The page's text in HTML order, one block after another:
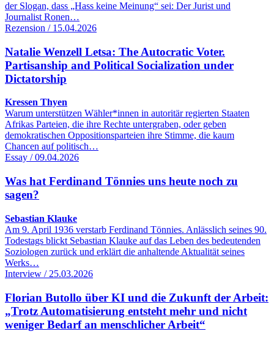
der Slogan, dass „Hass keine Meinung“ sei: Der Jurist und
Journalist Ronen…
Rezension / 15.04.2026
Natalie Wenzell Letsa: The Autocratic Voter.
Partisanship and Political Socialization under
Dictatorship
Kressen Thyen
Warum unterstützen Wähler*innen in autoritär regierten Staaten
Afrikas Parteien, die ihre Rechte untergraben, oder geben
demokratischen Oppositionsparteien ihre Stimme, die kaum
Chancen auf politisch…
Essay / 09.04.2026
Was hat Ferdinand Tönnies uns heute noch zu
sagen?
Sebastian Klauke
Am 9. April 1936 verstarb Ferdinand Tönnies. Anlässlich seines 90.
Todestags blickt Sebastian Klauke auf das Leben des bedeutenden
Soziologen zurück und erklärt die anhaltende Aktualität seines
Werks…
Interview / 25.03.2026
Florian Butollo über KI und die Zukunft der Arbeit:
„Trotz Automatisierung entsteht mehr und nicht
weniger Bedarf an menschlicher Arbeit“